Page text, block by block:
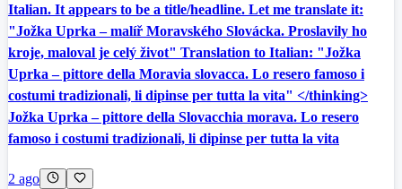
Italian. It appears to be a title/headline. Let me translate it:
"Jožka Uprka – malíř Moravského Slovácka. Proslavily ho
kroje, maloval je celý život" Translation to Italian: "Jožka
Uprka – pittore della Moravia slovacca. Lo resero famoso i
costumi tradizionali, li dipinse per tutta la vita" </thinking>
Jožka Uprka – pittore della Slovacchia morava. Lo resero
famoso i costumi tradizionali, li dipinse per tutta la vita
2 ago